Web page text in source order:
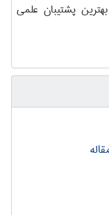
بهترین پشتیبان علمی